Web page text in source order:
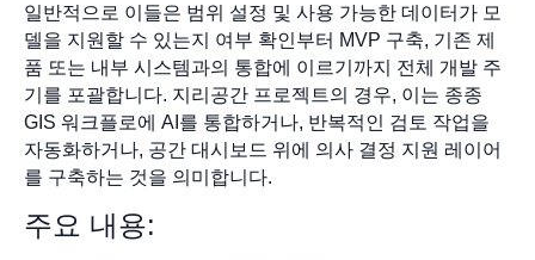
일반적으로 이들은 범위 설정 및 사용 가능한 데이터가 모
델을 지원할 수 있는지 여부 확인부터 MVP 구축, 기존 제
품 또는 내부 시스템과의 통합에 이르기까지 전체 개발 주
기를 포괄합니다. 지리공간 프로젝트의 경우, 이는 종종
GIS 워크플로에 AI를 통합하거나, 반복적인 검토 작업을
자동화하거나, 공간 대시보드 위에 의사 결정 지원 레이어
를 구축하는 것을 의미합니다.
주요 내용: